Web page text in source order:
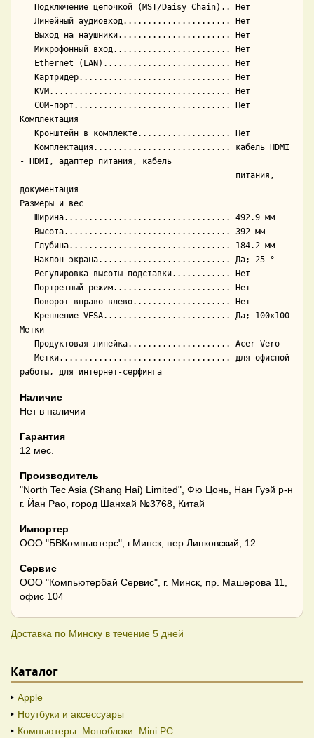
Комплектация
- HDMI, адаптер питания, кабель
документация
Размеры и вес
Метки
Наличие
Нет в наличии
Гарантия
12 мес.
Производитель
"North Tec Asia (Shang Hai) Limited", Фю Цонь, Нан Гуэй р-н
г. Йан Рао, город Шанхай №3768, Китай
Импортер
ООО "БВКомпьютерс", г.Минск, пер.Липковский, 12
Сервис
ООО "Компьютербай Сервис", г. Минск, пр. Машерова 11,
офис 104
Доставка по Минску в течение 5 дней
Каталог
Apple
Ноутбуки и аксессуары
Компьютеры. Моноблоки. Mini PC